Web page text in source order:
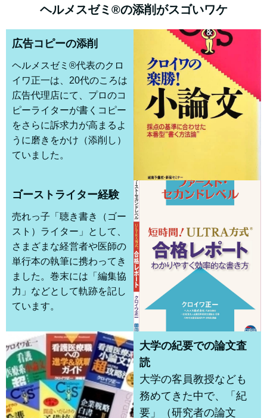
ヘルメスゼミ®の添削がスゴいワケ
広告コピーの添削
ヘルメスゼミ®代表のクロ
イワ正一は、20代のころは
広告代理店にて、プロのコ
ピーライターが書くコピー
をさらに訴求力が高まるよ
うに磨きをかけ（添削し）
ていました。
ゴーストライター経験
売れっ子「聴き書き（ゴー
スト）ライター」として、
さまざまな経営者や医師の
単行本の執筆に携わってき
ました。巻末には「編集協
力」などとして軌跡を記し
ています。
大学の紀要での論文査
読
大学の客員教授なども
務めてきた中で、「紀
要」（研究者の論文